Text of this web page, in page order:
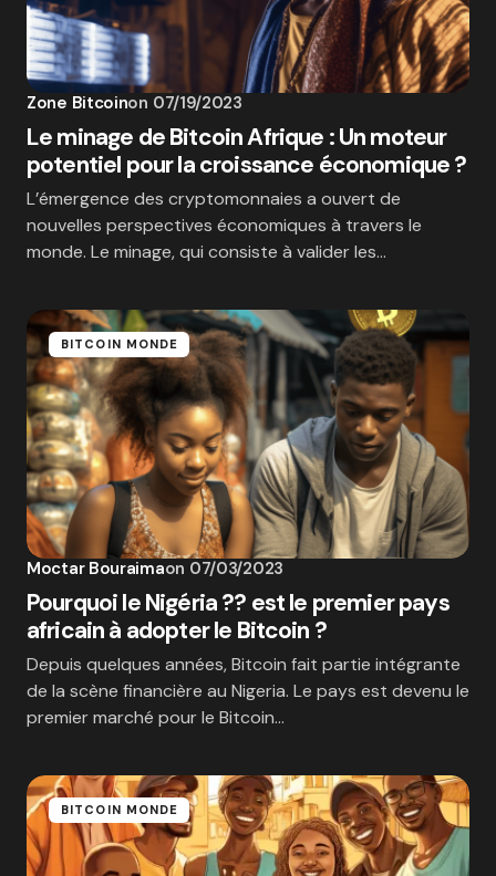
Zone Bitcoinon 07/19/2023
Le minage de Bitcoin Afrique : Un moteur
potentiel pour la croissance économique ?
L’émergence des cryptomonnaies a ouvert de
nouvelles perspectives économiques à travers le
monde. Le minage, qui consiste à valider les…
BITCOIN MONDE
Moctar Bouraimaon 07/03/2023
Pourquoi le Nigéria ?? est le premier pays
africain à adopter le Bitcoin ?
Depuis quelques années, Bitcoin fait partie intégrante
de la scène financière au Nigeria. Le pays est devenu le
premier marché pour le Bitcoin…
BITCOIN MONDE